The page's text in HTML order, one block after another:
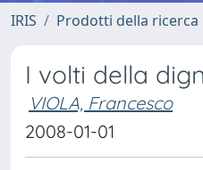
IRIS Prodotti della ricerca
I volti della
VIOLA, Francesco
2008-01-01